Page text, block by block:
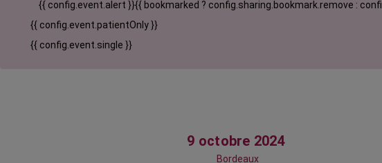
{{ config.event.alert }}{{ bookmarked ? config.sharing.bookmark.remove :
{{ config.event.patientOnly }}
{{ config.event.single }}
9 octobre 2024
Bordeaux